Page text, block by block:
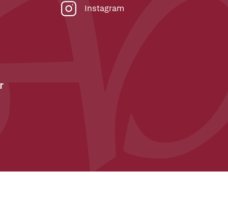
Instagram